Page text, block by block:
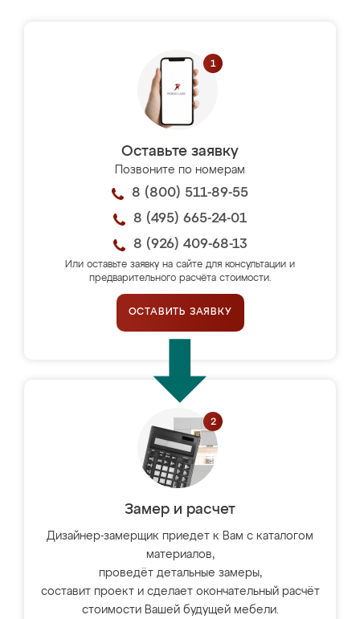
Оставьте заявку
Позвоните по номерам
8 (800) 511-89-55
8 (495) 665-24-01
8 (926) 409-68-13
Или оставьте заявку на сайте для консультации и
предварительного расчёта стоимости.
ОСТАВИТЬ ЗАЯВКУ
Замер и расчет
Дизайнер-замерщик приедет к Вам с каталогом
материалов,
проведёт детальные замеры,
составит проект и сделает окончательный расчёт
стоимости Вашей будущей мебели.